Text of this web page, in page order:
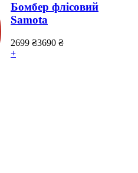
Бомбер флісовий
Samota
2699 ₴3690 ₴
+